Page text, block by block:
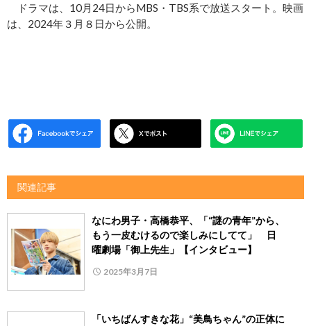
ドラマは、10月24日からMBS・TBS系で放送スタート。映画
は、2024年３月８日から公開。
関連記事
なにわ男子・高橋恭平、「“謎の青年”から、
もう一皮むけるので楽しみにしてて」 日
曜劇場「御上先生」【インタビュー】
2025年3月7日
「いちばんすきな花」“美鳥ちゃん”の正体に